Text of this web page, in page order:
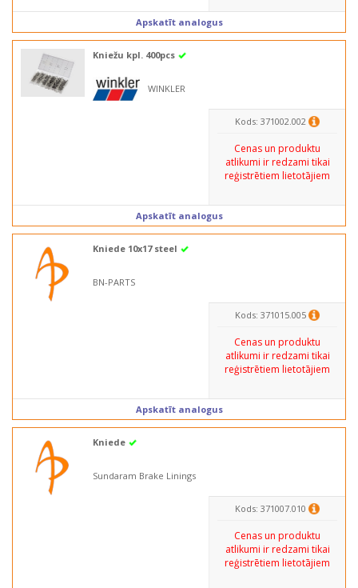
Apskatīt analogus
Kniežu kpl. 400pcs
WINKLER
Kods: 371002.002
Cenas un produktu
atlikumi ir redzami tikai
reģistrētiem lietotājiem
Apskatīt analogus
Kniede 10x17 steel
BN-PARTS
Kods: 371015.005
Cenas un produktu
atlikumi ir redzami tikai
reģistrētiem lietotājiem
Apskatīt analogus
Kniede
Sundaram Brake Linings
Kods: 371007.010
Cenas un produktu
atlikumi ir redzami tikai
reģistrētiem lietotājiem